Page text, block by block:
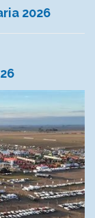
2026